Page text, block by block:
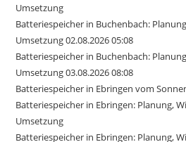
Umsetzung
Batteriespeicher in Buchenbach:
Umsetzung 02.08.2026 05:08
Batteriespeicher in Buchenbach:
Umsetzung 03.08.2026 08:08
Batteriespeicher in Ebringen vom
Batteriespeicher in Ebringen: Planung,
Umsetzung
Batteriespeicher in Ebringen: Planung,